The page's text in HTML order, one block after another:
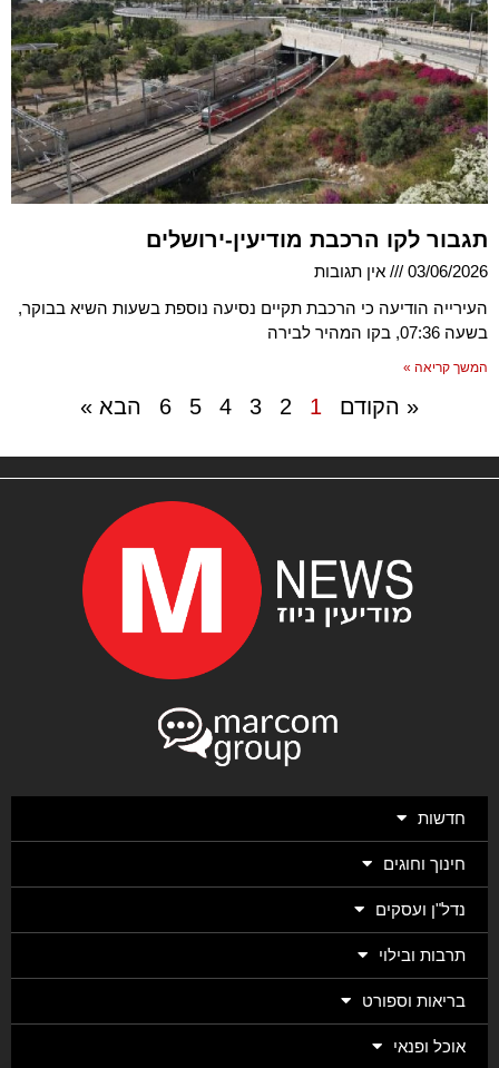
תגבור לקו הרכבת מודיעין-ירושלים
03/06/2026
אין תגובות
העירייה הודיעה כי הרכבת תקיים נסיעה נוספת בשעות השיא בבוקר,
בשעה 07:36, בקו המהיר לבירה
המשך קריאה »
« הקודם 1
2
3
4
5
6 הבא »
חדשות
חינוך וחוגים
נדל"ן ועסקים
תרבות ובילוי
בריאות וספורט
אוכל ופנאי